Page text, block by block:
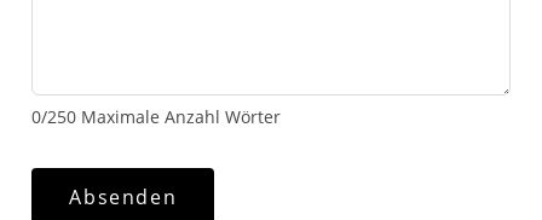
0/250 Maximale Anzahl Wörter
Absenden